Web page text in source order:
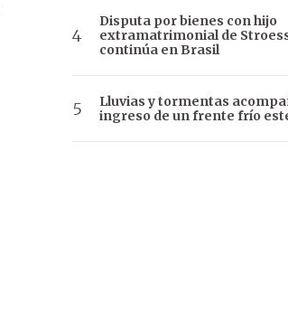
Disputa por bienes con hijo
extramatrimonial de
continúa en Brasil
Lluvias y tormentas
ingreso de un frente frío